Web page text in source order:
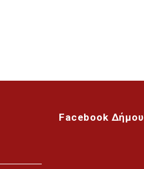
Facebook Δήμου